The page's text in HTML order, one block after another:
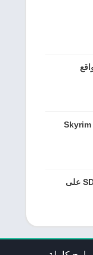
إصلاح مشكلة عدم ظهور بطاقة SD على